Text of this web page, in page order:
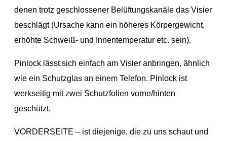
denen trotz geschlossener Belüftungskanäle das Visier
beschlägt (Ursache kann ein höheres Körpergewicht,
erhöhte Schweiß- und Innentemperatur etc. sein).
Pinlock lässt sich einfach am Visier anbringen, ähnlich
wie ein Schutzglas an einem Telefon. Pinlock ist
werkseitig mit zwei Schutzfolien vorne/hinten
geschützt.
VORDERSEITE – ist diejenige, die zu uns schaut und